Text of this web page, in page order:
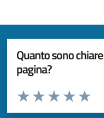
Quanto sono
pagina?
Valuta da 1 a 5 stelle la
Valuta 4
Valuta 3
Valuta 2 stelle su
Valuta 1 stelle su 5